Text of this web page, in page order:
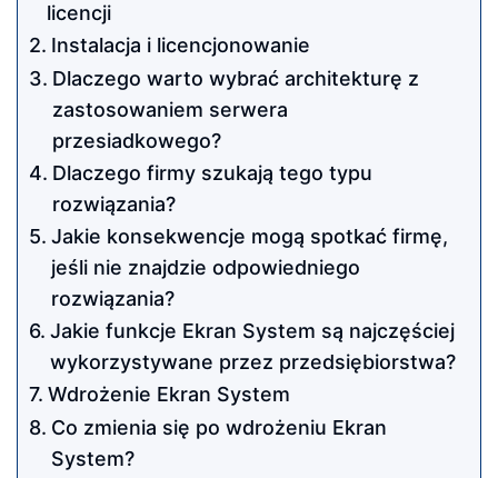
licencji
Instalacja i licencjonowanie
Dlaczego warto wybrać architekturę z
zastosowaniem serwera
przesiadkowego?
Dlaczego firmy szukają tego typu
rozwiązania?
Jakie konsekwencje mogą spotkać firmę,
jeśli nie znajdzie odpowiedniego
rozwiązania?
Jakie funkcje Ekran System są najczęściej
wykorzystywane przez przedsiębiorstwa?
Wdrożenie Ekran System
Co zmienia się po wdrożeniu Ekran
System?